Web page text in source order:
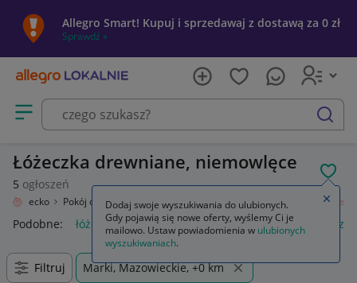
Allegro Smart! Kupuj i sprzedawaj z dostawą za 0 zł
Sprawdź »
Otwórz menu z kategoriami
szukaj
Łóżeczka drewniane, niemowlęce
5 ogłoszeń
Dziecko Pokój dziecięcy Meble Łóżka i kojce Łóżeczka drewniane
Podobne: łóżeczka drewniane łóżeczko drewniane
Filtruj Marki, Mazowieckie, +0 km
Dodaj swoje wyszukiwania do ulubionych.
Gdy pojawią się nowe oferty, wyślemy Ci je
mailowo. Ustaw powiadomienia w ulubionych
wyszukiwaniach.